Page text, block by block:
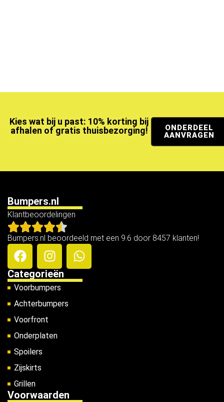
Kies wat bij u past: 10% korting bij
afhalen of gratis thuisbezorging!
ONDERDEEL
AANVRAGEN
Bumpers.nl
Klantbeoordelingen
Bumpers.nl beoordeeld met een 9.6 door 8457 klanten!
Categorieën
Voorbumpers
Achterbumpers
Voorfront
Onderplaten
Spoilers
Zijskirts
Grillen
Voorwaarden